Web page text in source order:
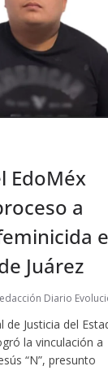
EdoMéx
a
Juárez
Diario
de Justicia del
la vinculación a
“N”, presunto